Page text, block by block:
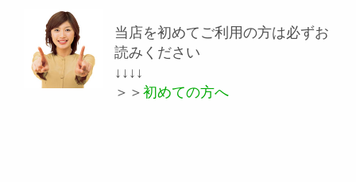
当店を初めてご利用の方は必ずお
読みください
↓↓↓↓
＞＞ 初めての方へ